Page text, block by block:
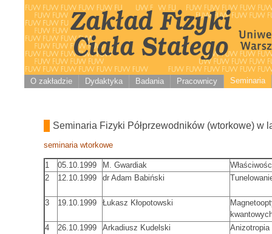
O zakładzie Dydaktyka Badania Pracownicy Seminaria
Seminaria Fizyki Półprzewodników (wtorkowe) w
seminaria wtorkowe
1 05.10.1999 M. Gwardiak
2
12.10.1999 dr Adam Babiński
3 19.10.1999 Łukasz Kłopotowski
4
26.10.1999 Arkadiusz Kudelski